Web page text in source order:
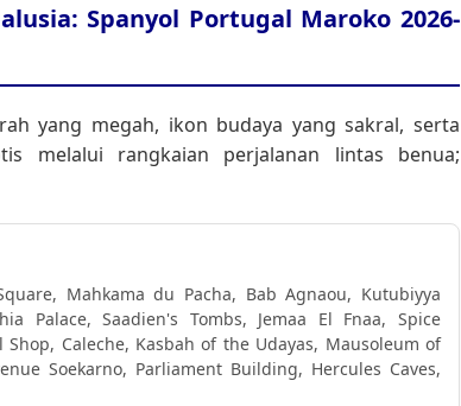
Spanyol Portugal Maroko 2026-
yang megah, ikon budaya yang sakral, serta
melalui rangkaian perjalanan lintas benua;
Mahkama du Pacha, Bab Agnaou, Kutubiyya
Palace, Saadien's Tombs, Jemaa El Fnaa, Spice
Caleche, Kasbah of the Udayas, Mausoleum of
Soekarno, Parliament Building, Hercules Caves,